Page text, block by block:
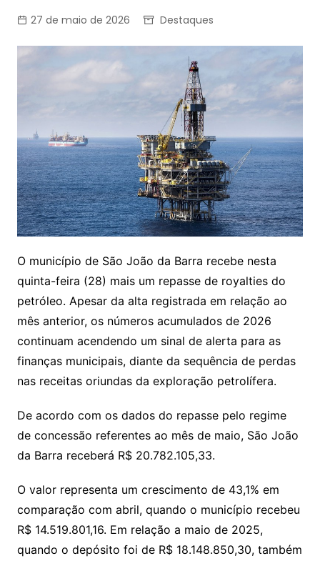
27 de maio de 2026 Destaques
O município de São João da Barra recebe nesta
quinta-feira (28) mais um repasse de royalties do
petróleo. Apesar da alta registrada em relação ao
mês anterior, os números acumulados de 2026
continuam acendendo um sinal de alerta para as
finanças municipais, diante da sequência de perdas
nas receitas oriundas da exploração petrolífera.
De acordo com os dados do repasse pelo regime
de concessão referentes ao mês de maio, São João
da Barra receberá R$ 20.782.105,33.
O valor representa um crescimento de 43,1% em
comparação com abril, quando o município recebeu
R$ 14.519.801,16. Em relação a maio de 2025,
quando o depósito foi de R$ 18.148.850,30, também